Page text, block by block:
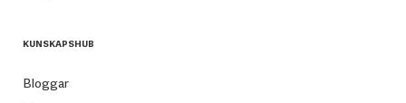
KUNSKAPSHUB
Bloggar